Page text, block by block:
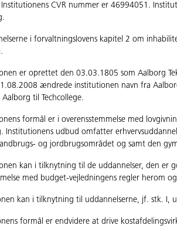
Institutionens CVR nummer er 46994051.
i forvaltningslovens kapitel 2 om
er oprettet den 03.03.1805 som Aalborg
ændrede institutionen navn fra
Aalborg til Techcollege.
formål er i overensstemmelse med
Institutionens udbud omfatter
og jordbrugsområdet og samt den
kan i tilknytning til de uddannelser, den
med budget-vejledningens regler herom
kan i tilknytning til uddannelserne, jf. stk. I,
formål er endvidere at drive